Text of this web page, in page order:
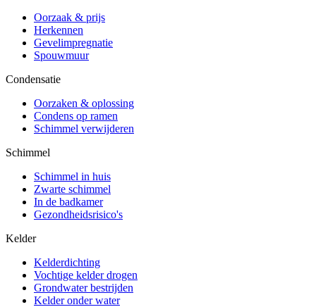
Oorzaak & prijs
Herkennen
Gevelimpregnatie
Spouwmuur
Condensatie
Oorzaken & oplossing
Condens op ramen
Schimmel verwijderen
Schimmel
Schimmel in huis
Zwarte schimmel
In de badkamer
Gezondheidsrisico's
Kelder
Kelderdichting
Vochtige kelder drogen
Grondwater bestrijden
Kelder onder water